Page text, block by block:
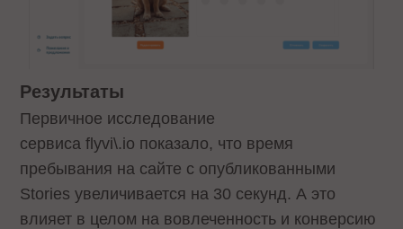
Результаты
Первичное исследование
сервиса flyvi\.io показало, что время
пребывания на сайте с опубликованными
Stories увеличивается на 30 секунд. А это
влияет в целом на вовлеченность и конверсию